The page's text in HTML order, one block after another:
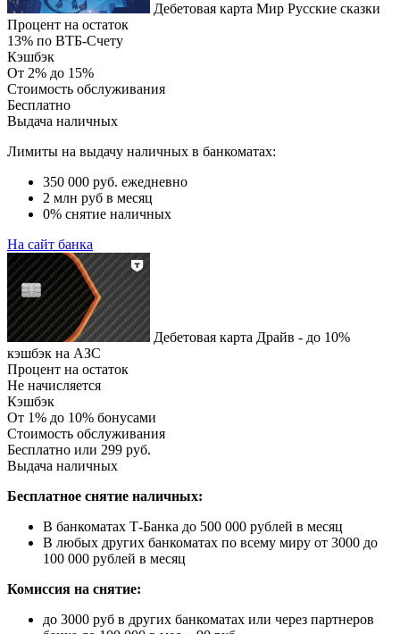
Дебетовая карта Мир Русские сказки
Процент на остаток
13% по ВТБ-Счету
Кэшбэк
От 2% до 15%
Стоимость обслуживания
Бесплатно
Выдача наличных
Лимиты на выдачу наличных в банкоматах:
350 000 руб. ежедневно
2 млн руб в месяц
0% снятие наличных
На сайт банка
Дебетовая карта Драйв - до 10%
кэшбэк на АЗС
Процент на остаток
Не начисляется
Кэшбэк
От 1% до 10% бонусами
Стоимость обслуживания
Бесплатно или 299 руб.
Выдача наличных
Бесплатное снятие наличных:
В банкоматах Т-Банка до 500 000 рублей в месяц
В любых других банкоматах по всему миру от 3000 до
100 000 рублей в месяц
Комиссия на снятие:
до 3000 руб в других банкоматах или через партнеров